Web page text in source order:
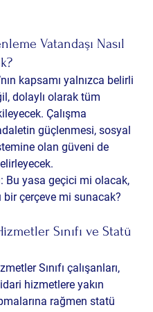
Vatandaşı Nasıl
kapsamı yalnızca belirli
dolaylı olarak tüm
Çalışma
güçlenmesi, sosyal
olan güveni de
Bu yasa geçici mi olacak,
bir çerçeve mi sunacak?
Sınıfı ve Statü
Sınıfı çalışanları,
hizmetlere yakın
rağmen statü